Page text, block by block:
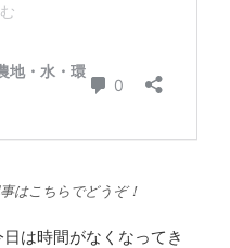
はこちらでどうぞ！
は時間がなくなってき